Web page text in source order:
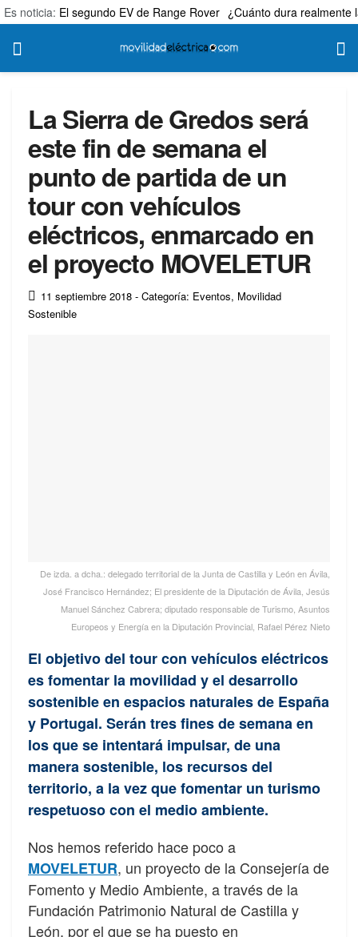
Es noticia: El segundo EV de Range Rover ¿Cuánto dura realmente
La Sierra de Gredos será
este fin de semana el
punto de partida de un
tour con vehículos
eléctricos, enmarcado en
el proyecto MOVELETUR
11 septiembre 2018 - Categoría: Eventos, Movilidad
Sostenible
De izda. a dcha.: delegado territorial de la Junta de Castilla y León en Ávila,
José Francisco Hernández; El presidente de la Diputación de Ávila, Jesús
Manuel Sánchez Cabrera; diputado responsable de Turismo, Asuntos
Europeos y Energía en la Diputación Provincial, Rafael Pérez Nieto
El objetivo del tour con vehículos eléctricos
es fomentar la movilidad y el desarrollo
sostenible en espacios naturales de España
y Portugal. Serán tres fines de semana en
los que se intentará impulsar, de una
manera sostenible, los recursos del
territorio, a la vez que fomentar un turismo
respetuoso con el medio ambiente.
Nos hemos referido hace poco a
MOVELETUR, un proyecto de la Consejería de
Fomento y Medio Ambiente, a través de la
Fundación Patrimonio Natural de Castilla y
León, por el que se ha puesto en